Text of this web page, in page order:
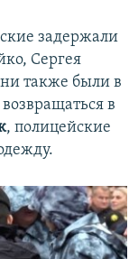
задержали
Сергея
также были в
в
, полицейские